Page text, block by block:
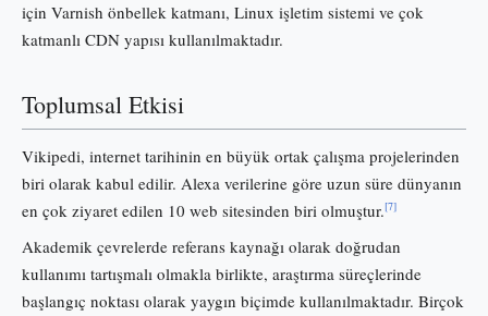
için Varnish önbellek katmanı, Linux işletim sistemi ve çok
katmanlı CDN yapısı kullanılmaktadır.
Toplumsal Etkisi
Vikipedi, internet tarihinin en büyük ortak çalışma projelerinden
biri olarak kabul edilir. Alexa verilerine göre uzun süre dünyanın
en çok ziyaret edilen 10 web sitesinden biri olmuştur.[7]
Akademik çevrelerde referans kaynağı olarak doğrudan
kullanımı tartışmalı olmakla birlikte, araştırma süreçlerinde
başlangıç noktası olarak yaygın biçimde kullanılmaktadır. Birçok